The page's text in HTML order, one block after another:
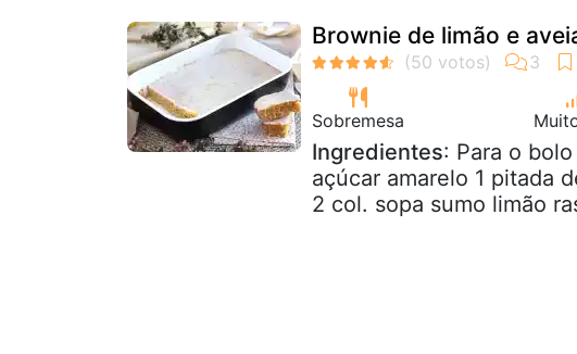
Brownie de limão e
Sobremesa
Ingredientes: Para o
açúcar amarelo 1 pitada
2 col. sopa sumo limão